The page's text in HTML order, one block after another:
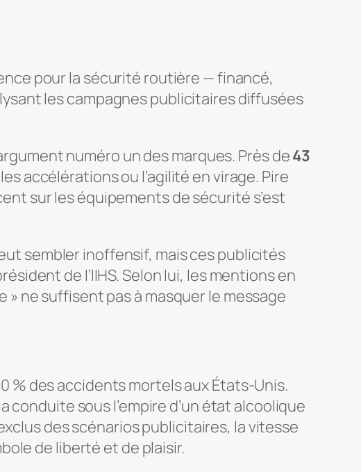
pour la sécurité routière — financé,
les campagnes publicitaires diffusées
numéro un des marques. Près de43
accélérations ou l’agilité en virage. Pire
sur les équipements de sécurité s’est
sembler inoffensif, mais ces publicités
de l’IIHS. Selon lui, les mentions en
» ne suffisent pas à masquer le message
% des accidents mortels aux États-Unis.
conduite sous l’empire d’un état alcoolique
des scénarios publicitaires, la vitesse
de liberté et de plaisir.